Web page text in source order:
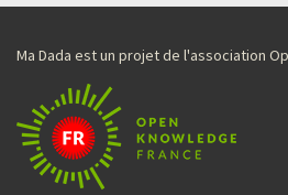
Ma Dada est un projet de l'association